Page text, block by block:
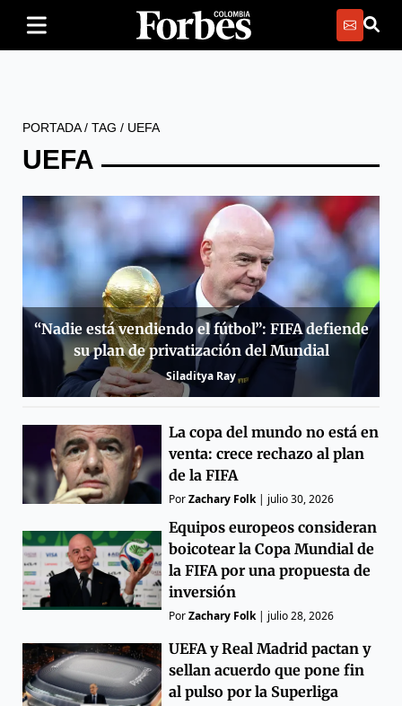
PORTADA/ TAG / UEFA
UEFA
“Nadie está vendiendo el fútbol”: FIFA defiende
su plan de privatización del Mundial
Siladitya Ray
La copa del mundo no está en
venta: crece rechazo al plan
de la FIFA
PorZachary Folk| julio 30, 2026
Equipos europeos consideran
boicotear la Copa Mundial de
la FIFA por una propuesta de
inversión
PorZachary Folk| julio 28, 2026
UEFA y Real Madrid pactan y
sellan acuerdo que pone fin
al pulso por la Superliga